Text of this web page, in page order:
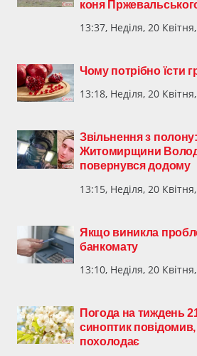
коня
13:37, Неділя, 20
Чому потрібно їсти
13:18, Неділя, 20
Звільнення з
Житомирщини
повернувся додому
13:15, Неділя, 20
Якщо виникла
банкомату
13:10, Неділя, 20
Погода на тиждень
синоптик
похолодає